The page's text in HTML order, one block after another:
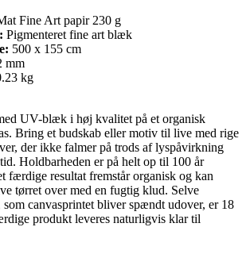
Fine Art papir 230 g
Pigmenteret fine art blæk
500 x 155 cm
mm
kg
UV-blæk i høj kvalitet på et organisk
Bring et budskab eller motiv til live med rige
der ikke falmer på trods af lyspåvirkning
Holdbarheden er på helt op til 100 år
færdige resultat fremstår organisk og kan
tørret over med en fugtig klud. Selve
canvasprintet bliver spændt udover, er 18
produkt leveres naturligvis klar til